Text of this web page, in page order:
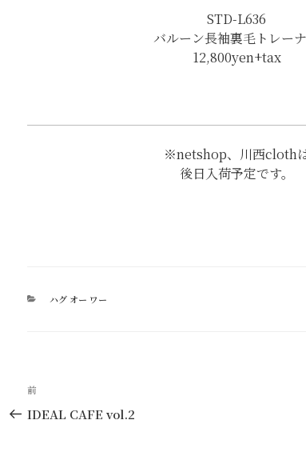
STD-L636
バルーン長袖裏毛トレー
12,800yen+tax
※netshop、川西cloth
後日入荷予定です。
カ
ハグ オー ワー
投
稿
過
去
前
IDEAL CAFE vol.2